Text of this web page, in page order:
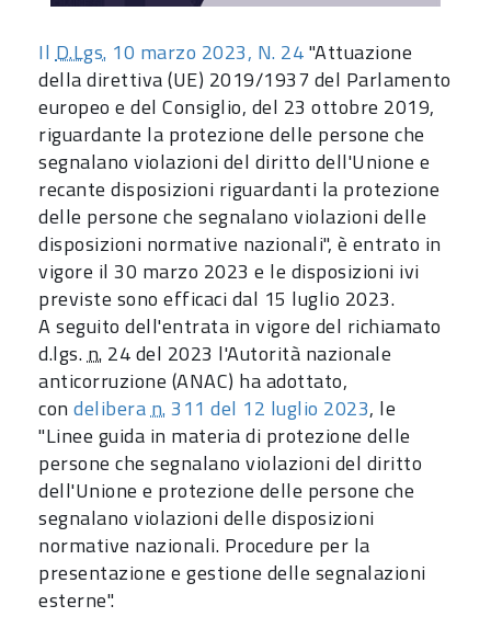
IlD.Lgs. 10 marzo 2023, N. 24"Attuazione
della direttiva (UE) 2019/1937 del Parlamento
europeo e del Consiglio, del 23 ottobre 2019,
riguardante la protezione delle persone che
segnalano violazioni del diritto dell'Unione e
recante disposizioni riguardanti la protezione
delle persone che segnalano violazioni delle
disposizioni normative nazionali", è entrato in
vigore il 30 marzo 2023 e le disposizioni ivi
previste sono efficaci dal 15 luglio 2023.
A seguito dell'entrata in vigore del richiamato
d.lgs.n. 24 del 2023 l'Autorità nazionale
anticorruzione (ANAC) ha adottato,
condeliberan. 311 del 12 luglio 2023, le
"Linee guida in materia di protezione delle
persone che segnalano violazioni del diritto
dell'Unione e protezione delle persone che
segnalano violazioni delle disposizioni
normative nazionali. Procedure per la
presentazione e gestione delle segnalazioni
esterne".